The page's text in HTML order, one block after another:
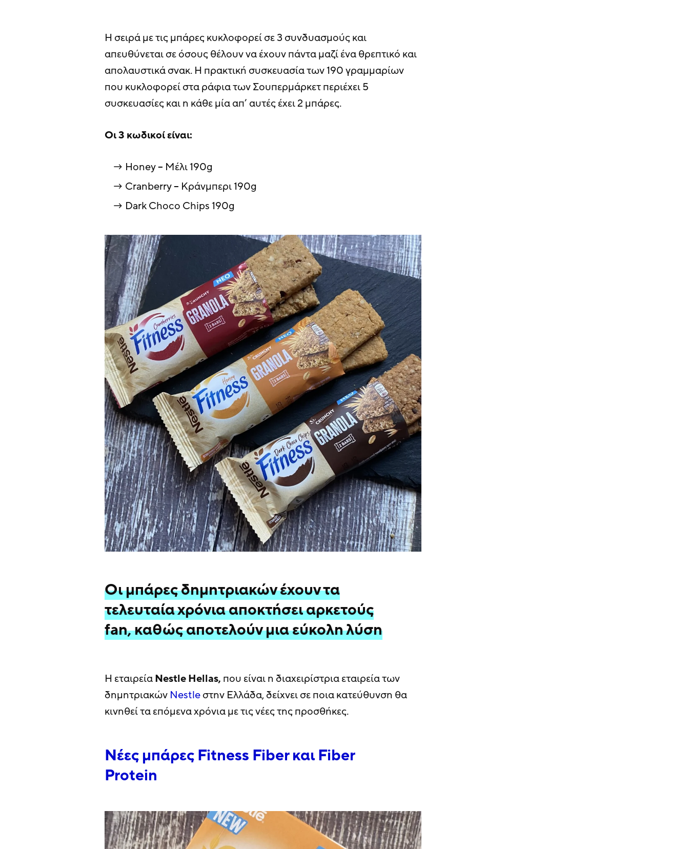
Η σειρά με τις μπάρες κυκλοφορεί σε 3 συνδυασμούς και
απευθύνεται σε όσους θέλουν να έχουν πάντα μαζί ένα θρεπτικό και
απολαυστικά σνακ. Η πρακτική συσκευασία των 190 γραμμαρίων
που κυκλοφορεί στα ράφια των Σουπερμάρκετ περιέχει 5
συσκευασίες και η κάθε μία απ’ αυτές έχει 2 μπάρες.
Οι 3 κωδικοί είναι:
Honey – Μέλι 190g
Cranberry – Κράνμπερι 190g
Dark Choco Chips 190g
Οι μπάρες δημητριακών έχoυν τα
τελευταία χρόνια αποκτήσει αρκετούς
fan, καθώς αποτελούν μια εύκολη λύση
Η εταιρείαNestle Hellas, που είναι η διαχειρίστρια εταιρεία των
δημητριακών Nestleστην Ελλάδα, δείχνει σε ποια κατεύθυνση θα
κινηθεί τα επόμενα χρόνια με τις νέες της προσθήκες.
Νέες μπάρες Fitness Fiber και Fiber
Protein